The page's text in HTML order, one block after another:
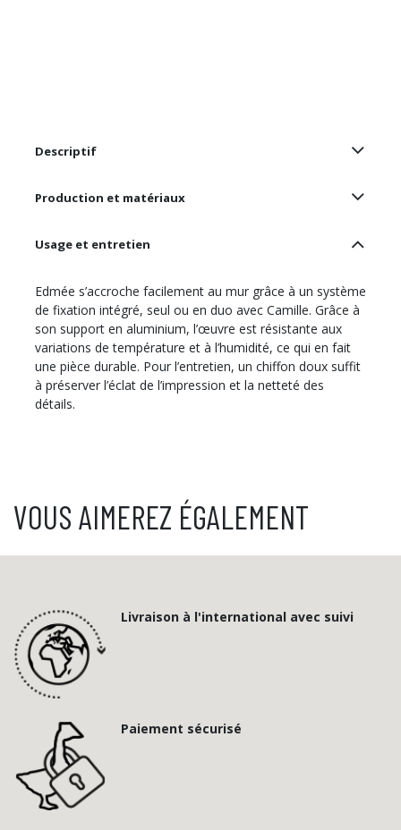
Descriptif
Production et matériaux
Usage et entretien
Edmée s’accroche facilement au mur grâce à un système
de fixation intégré, seul ou en duo avec Camille. Grâce à
son support en aluminium, l’œuvre est résistante aux
variations de température et à l’humidité, ce qui en fait
une pièce durable. Pour l’entretien, un chiffon doux suffit
à préserver l’éclat de l’impression et la netteté des
détails.
VOUS AIMEREZ ÉGALEMENT
Livraison à l'international avec suivi
Paiement sécurisé